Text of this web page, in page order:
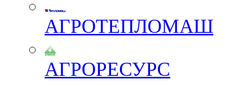
АГРОТЕПЛОМАШ
АГРОРЕСУРС